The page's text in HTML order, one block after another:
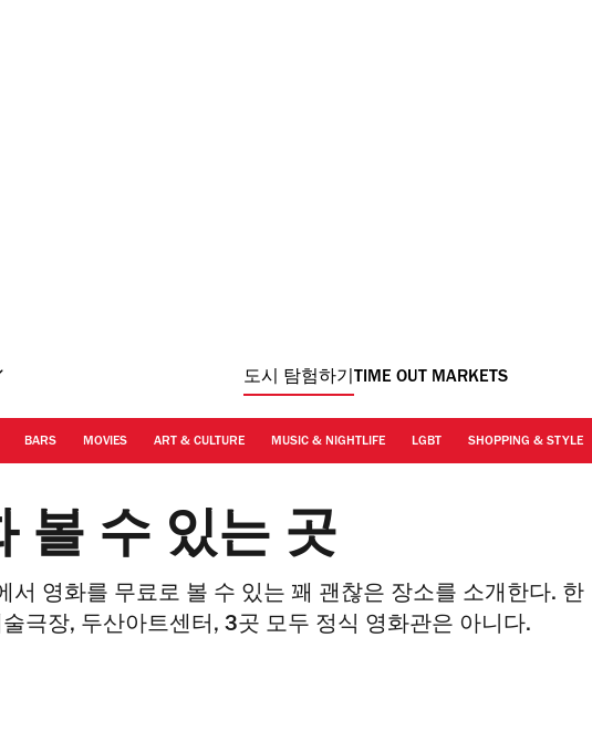
도시 탐험하기 TIME OUT MARKETS
BARS MOVIES ART & CULTURE MUSIC & NIGHTLIFE LGBT SHOPPING & STYLE
볼 수 있는 곳
서 영화를 무료로 볼 수 있는 꽤 괜찮은 장소를 소개한다. 한
극장, 두산아트센터, 3곳 모두 정식 영화관은 아니다.